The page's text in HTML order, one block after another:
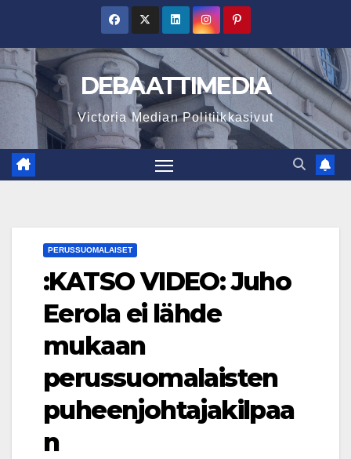
content
DEBAATTIMEDIA
Victoria Median Politiikkasivut
PERUSSUOMALAISET
:KATSO VIDEO: Juho
Eerola ei lähde
mukaan
perussuomalaisten
puheenjohtajakilpaa
n